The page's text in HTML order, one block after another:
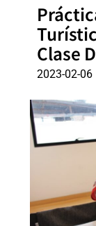
Clase
2023-02-06